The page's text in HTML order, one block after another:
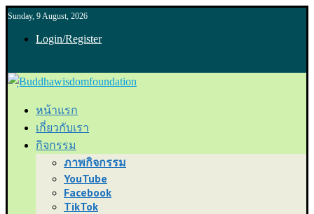
Sunday, 9 August, 2026
Login/Register
หน้าแรก
เกี่ยวกับเรา
กิจกรรม
ภาพกิจกรรม
YouTube
Facebook
TikTok